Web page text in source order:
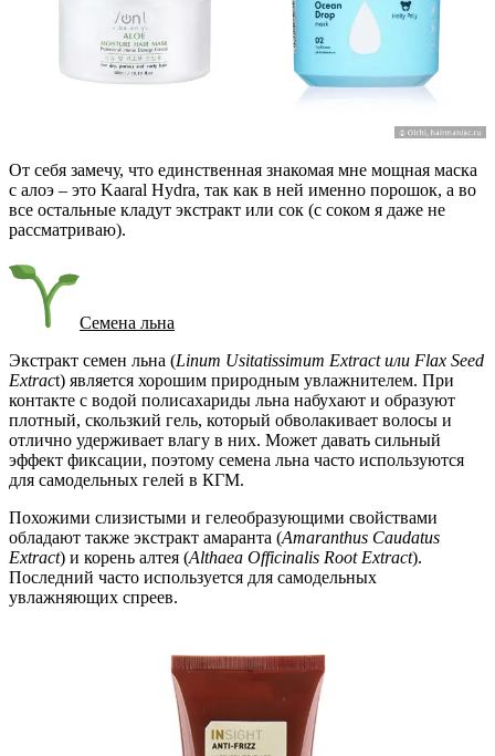
От себя замечу, что единственная знакомая мне мощная маска
с алоэ – это Kaaral Hydra, так как в ней именно порошок, а во
все остальные кладут экстракт или сок (с соком я даже не
рассматриваю).
Семена льна
Экстракт семен льна (Linum Usitatissimum Extract или Flax Seed
Extract) является хорошим природным увлажнителем. При
контакте с водой полисахариды льна набухают и образуют
плотный, скользкий гель, который обволакивает волосы и
отлично удерживает влагу в них. Может давать сильный
эффект фиксации, поэтому семена льна часто используются
для самодельных гелей в КГМ.
Похожими слизистыми и гелеобразующими свойствами
обладают также экстракт амаранта (Amaranthus Caudatus
Extract) и корень алтея (Althaea Officinalis Root Extract).
Последний часто используется для самодельных
увлажняющих спреев.